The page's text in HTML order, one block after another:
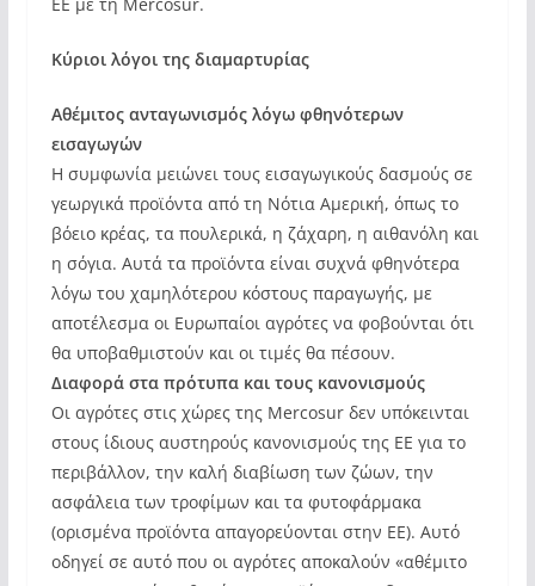
Κύριοι λόγοι της διαμαρτυρίας
Αθέμιτος ανταγωνισμός λόγω φθηνότερων
εισαγωγών
Η συμφωνία μειώνει τους εισαγωγικούς δασμούς σε
γεωργικά προϊόντα από τη Νότια Αμερική, όπως το
βόειο κρέας, τα πουλερικά, η ζάχαρη, η αιθανόλη και
η σόγια. Αυτά τα προϊόντα είναι συχνά φθηνότερα
λόγω του χαμηλότερου κόστους παραγωγής, με
αποτέλεσμα οι Ευρωπαίοι αγρότες να φοβούνται ότι
θα υποβαθμιστούν και οι τιμές θα πέσουν.
Διαφορά στα πρότυπα και τους κανονισμούς
Οι αγρότες στις χώρες της Mercosur δεν υπόκεινται
στους ίδιους αυστηρούς κανονισμούς της ΕΕ για το
περιβάλλον, την καλή διαβίωση των ζώων, την
ασφάλεια των τροφίμων και τα φυτοφάρμακα
(ορισμένα προϊόντα απαγορεύονται στην ΕΕ). Αυτό
οδηγεί σε αυτό που οι αγρότες αποκαλούν «αθέμιτο